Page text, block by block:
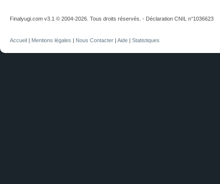
Finalyugi.com v3.1 © 2004-2026. Tous droits réservés. - Déclaration CNIL n°1036623
Accueil | Mentions légales | Nous Contacter | Aide | Statistiques